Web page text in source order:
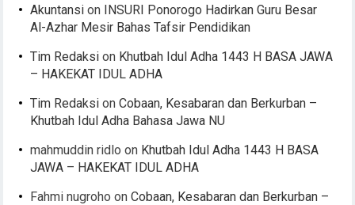
Akuntansi on INSURI Ponorogo Hadirkan Guru Besar
Al-Azhar Mesir Bahas Tafsir Pendidikan
Tim Redaksi on Khutbah Idul Adha 1443 H BASA JAWA
– HAKEKAT IDUL ADHA
Tim Redaksi onCobaan, Kesabaran dan Berkurban –
Khutbah Idul Adha Bahasa Jawa NU
mahmuddin ridlo on Khutbah Idul Adha 1443 H BASA
JAWA – HAKEKAT IDUL ADHA
Fahmi nugroho onCobaan, Kesabaran dan Berkurban –